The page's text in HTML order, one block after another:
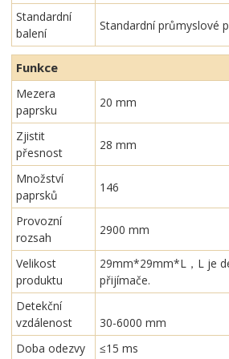
Standardní
balení
Standardní průmyslové
Funkce
Mezera
paprsku
20 mm
Zjistit
přesnost
28 mm
Množství
paprsků
146
Provozní
rozsah
2900 mm
Velikost
produktu
29mm*29mm*L，L je
přijímače.
Detekční
vzdálenost
30-6000 mm
Doba odezvy
≤15 ms